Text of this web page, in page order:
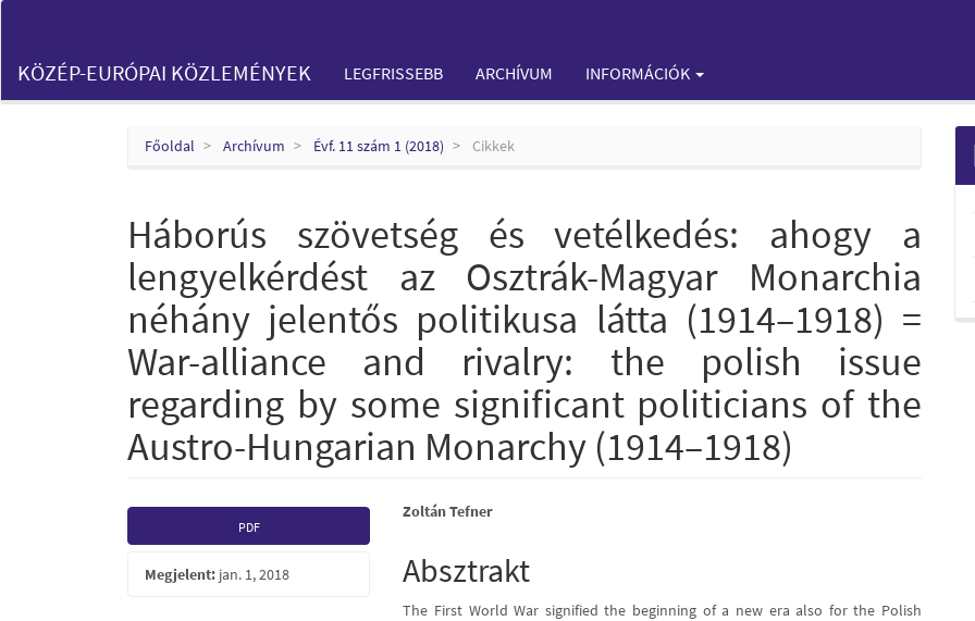
Content
Sidebar
KÖZÉP-EURÓPAI KÖZLEMÉNYEK LEGFRISSEBB ARCHÍVUM INFORMÁCIÓK
Főoldal Archívum Évf. 11 szám 1 (2018) Cikkek
Háborús szövetség és vetélkedés: ahogy a
lengyelkérdést az Osztrák-Magyar Monarchia
néhány jelentős politikusa látta (1914–1918) =
War-alliance and rivalry: the polish issue
regarding by some significant politicians of the
Austro-Hungarian Monarchy (1914–1918)
Article
Sidebar
PDF
Megjelent: jan. 1, 2018
Main
Article
Content
Zoltán Tefner
Absztrakt
The First World War signified the beginning of a new era also for the Polish